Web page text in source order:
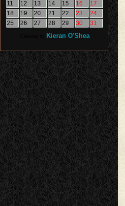
11
12 13 14 15 16
17
18
19 20 21 22 23
24
25
26 27 28 29 30 31
Kieran O'Shea